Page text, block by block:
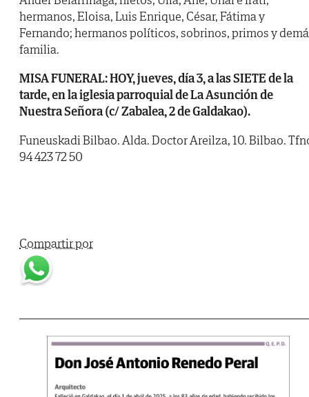
hermanos, Eloisa, Luis Enrique, César, Fátima y
Fernando; hermanos políticos, sobrinos, primos y
familia.
MISA FUNERAL: HOY, jueves, día 3, a las SIETE de la
tarde, en la iglesia parroquial de La Asunción de
Nuestra Señora (c/ Zabalea, 2 de Galdakao).
Funeuskadi Bilbao. Alda. Doctor Areilza, 10. Bilbao.
94 423 72 50
Compartir por